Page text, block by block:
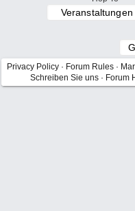
Privacy Policy · Forum Rules ·
Schreiben Sie uns · Forum